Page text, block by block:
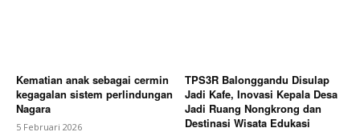
Kematian anak sebagai cermin
kegagalan sistem perlindungan
Nagara
5 Februari 2026
TPS3R Balonggandu Disulap
Jadi Kafe, Inovasi Kepala Desa
Jadi Ruang Nongkrong dan
Destinasi Wisata Edukasi